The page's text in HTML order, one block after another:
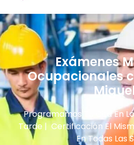
Exámenes
Ocupacionales
Programamos Tu Cita En
Tarde | Certificación El
En Todas Las